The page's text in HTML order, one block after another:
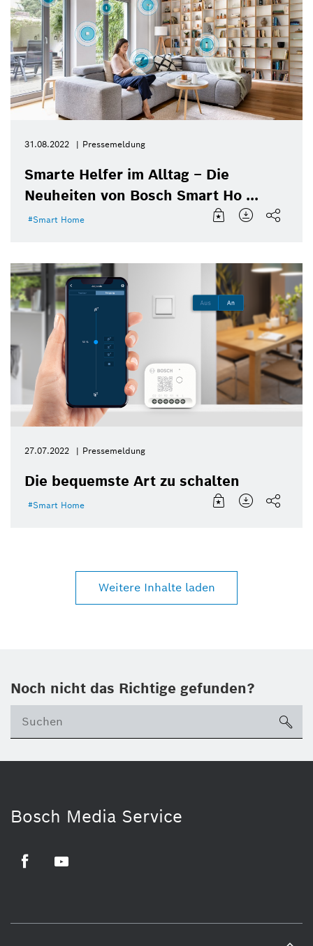
31.08.2022 Pressemeldung
Smarte Helfer im Alltag – Die
Neuheiten von Bosch Smart Ho ...
Smart Home
27.07.2022 Pressemeldung
Die bequemste Art zu schalten
Smart Home
Weitere Inhalte laden
Noch nicht das Richtige gefunden?
Bosch Media Service